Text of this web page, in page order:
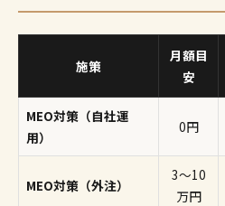
施策
月額目
安
MEO対策（自社運
用）
0円
MEO対策（外注）
3〜10
万円